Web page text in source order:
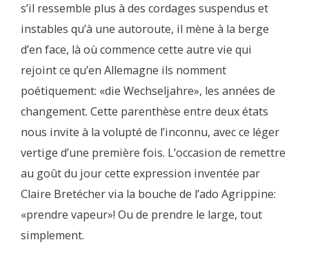
s’il ressemble plus à des cordages suspendus et
instables qu’à une autoroute, il mène à la berge
d’en face, là où commence cette autre vie qui
rejoint ce qu’en Allemagne ils nomment
poétiquement: «die Wechseljahre», les années de
changement. Cette parenthèse entre deux états
nous invite à la volupté de l’inconnu, avec ce léger
vertige d’une première fois. L’occasion de remettre
au goût du jour cette expression inventée par
Claire Bretécher via la bouche de l’ado Agrippine:
«prendre vapeur»! Ou de prendre le large, tout
simplement.